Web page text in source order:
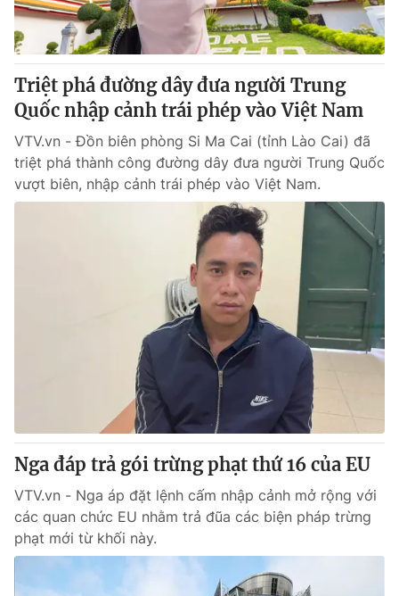
Triệt phá đường dây đưa người Trung
Quốc nhập cảnh trái phép vào Việt Nam
VTV.vn - Đồn biên phòng Si Ma Cai (tỉnh Lào Cai) đã
triệt phá thành công đường dây đưa người Trung Quốc
vượt biên, nhập cảnh trái phép vào Việt Nam.
Nga đáp trả gói trừng phạt thứ 16 của EU
VTV.vn - Nga áp đặt lệnh cấm nhập cảnh mở rộng với
các quan chức EU nhằm trả đũa các biện pháp trừng
phạt mới từ khối này.